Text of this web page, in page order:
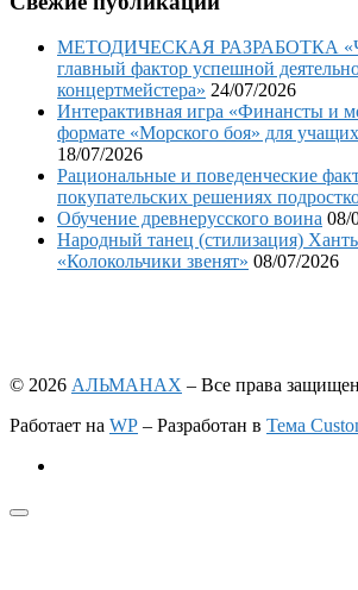
МЕТОДИЧЕСКАЯ РАЗРАБОТКА
главный фактор успешной
концертмейстера» 24/07/2026
Интерактивная игра «Финансты и
формате «Морского боя» для
18/07/2026
Рациональные и поведенческие
покупательских решениях
Обучение древнерусского воина 08/
Народный танец (стилизация)
«Колокольчики звенят» 08/07/2026
© 2026 АЛЬМАНАХ – Все права
Работает на WP – Разработан в Тема